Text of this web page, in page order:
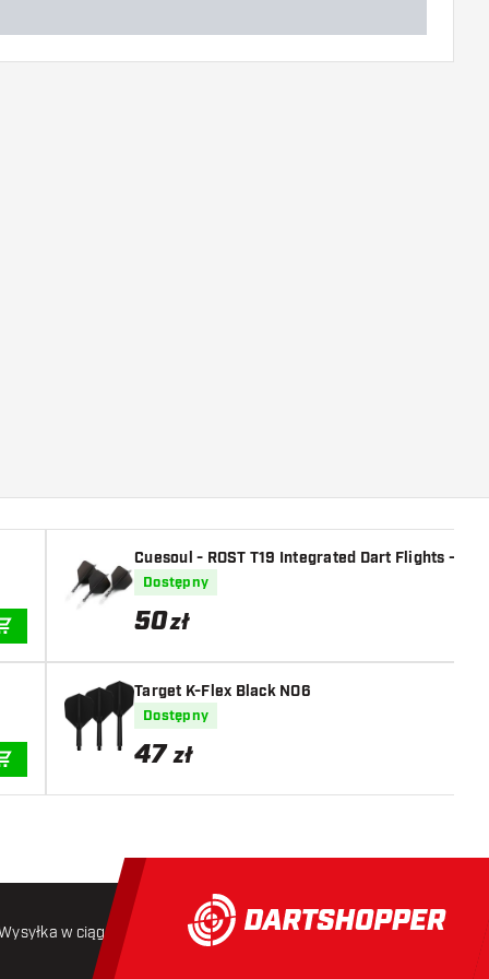
Cuesoul - ROST T19 Integrated Dart Flights -
Dostępny
50zł
Target K-Flex Black NO6
Dostępny
47 zł
w ciągu 24 godzin Darmowa wysyłka od 250 złoty